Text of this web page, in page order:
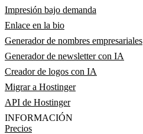
Impresión bajo demanda
Enlace en la bio
Generador de nombres empresariales
Generador de newsletter con IA
Creador de logos con IA
Migrar a Hostinger
API de Hostinger
INFORMACIÓN
Precios